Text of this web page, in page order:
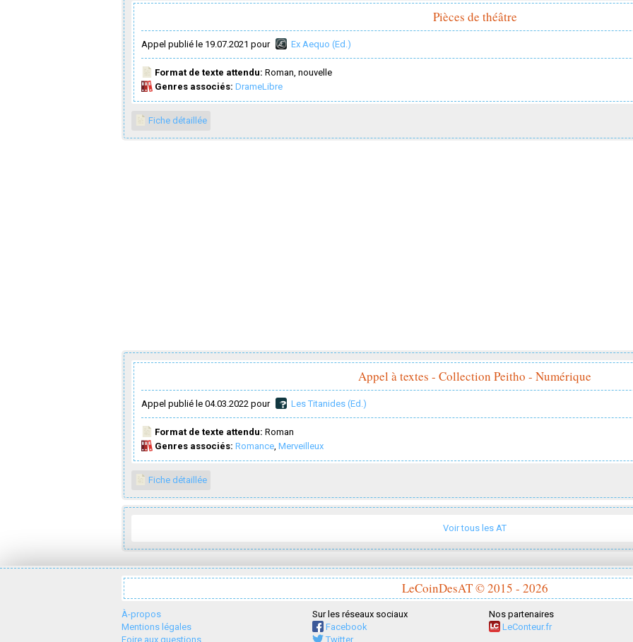
Pièces de théâtre
Appel publié le 19.07.2021 pour Ex Aequo (Ed.)
Format de texte attendu: Roman, nouvelle
Genres associés: DrameLibre
Fiche détaillée
Appel à textes - Collection Peitho - Numérique
Appel publié le 04.03.2022 pour Les Titanides (Ed.)
Format de texte attendu: Roman
Genres associés: Romance, Merveilleux
Fiche détaillée
Voir tous les AT
LeCoinDesAT © 2015 - 2026
À-propos
Mentions légales
Foire aux questions
Sur les réseaux sociaux
Facebook
Twitter
Nos partenaires
LeConteur.fr